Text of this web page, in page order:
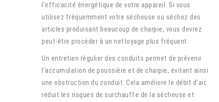
l’efficacité énergétique de votre appareil. Si vous
utilisez fréquemment votre sécheuse ou séchez des
articles produisant beaucoup de charpie, vous devrez
peut-être procéder à un nettoyage plus fréquent.
Un entretien régulier des conduits permet de prévenir
l’accumulation de poussière et de charpie, évitant ainsi
une obstruction du conduit. Cela améliore le débit d’air,
réduit les risques de surchauffe de la sécheuse et